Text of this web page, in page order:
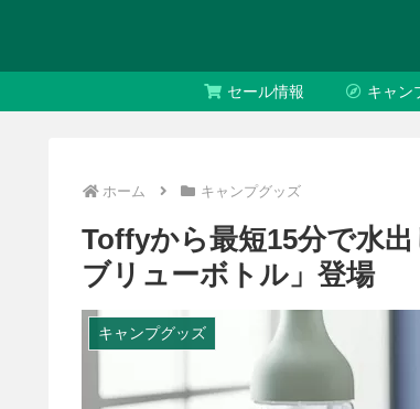
セール情報 キャン
ホーム キャンプグッズ
Toffyから最短15分で水
ブリューボトル」登場
キャンプグッズ